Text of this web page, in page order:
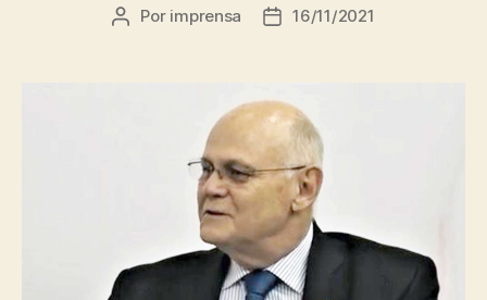
Autor
Por imprensa
Data16/11/2021